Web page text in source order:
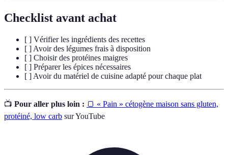
Checklist avant achat
[ ] Vérifier les ingrédients des recettes
[ ] Avoir des légumes frais à disposition
[ ] Choisir des protéines maigres
[ ] Préparer les épices nécessaires
[ ] Avoir du matériel de cuisine adapté pour chaque plat
📺 Pour aller plus loin : 🍞 « Pain » cétogène maison sans gluten,
protéiné, low carb sur YouTube